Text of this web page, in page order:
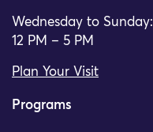
Wednesday to Sunday:
12 PM – 5 PM
Plan Your Visit
Programs